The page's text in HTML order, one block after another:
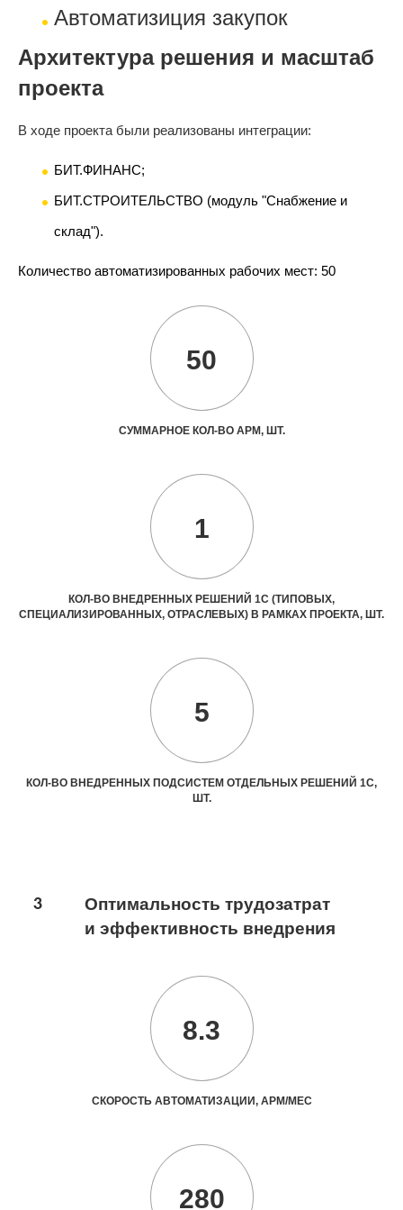
Автоматизиция закупок
Архитектура решения и масштаб
проекта
В ходе проекта были реализованы интеграции:
БИТ.ФИНАНС;
БИТ.СТРОИТЕЛЬСТВО (модуль "Снабжение и
склад").
Количество автоматизированных рабочих мест: 50
50
СУММАРНОЕ КОЛ-ВО АРМ, ШТ.
1
КОЛ-ВО ВНЕДРЕННЫХ РЕШЕНИЙ 1С (ТИПОВЫХ,
СПЕЦИАЛИЗИРОВАННЫХ, ОТРАСЛЕВЫХ) В РАМКАХ ПРОЕКТА, ШТ.
5
КОЛ-ВО ВНЕДРЕННЫХ ПОДСИСТЕМ ОТДЕЛЬНЫХ РЕШЕНИЙ 1С,
ШТ.
3
Оптимальность трудозатрат
и эффективность внедрения
8.3
СКОРОСТЬ АВТОМАТИЗАЦИИ, АРМ/МЕС
280